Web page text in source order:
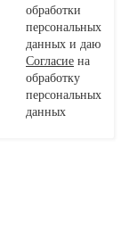
обработки
персональных
данных и даю
Согласие на
обработку
персональных
данных